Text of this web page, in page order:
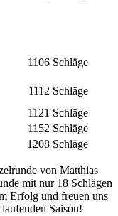
1106 Schläge
1112 Schläge
1121 Schläge
1152 Schläge
1208 Schläge
von Matthias
mit nur 18 Schlägen
Erfolg und freuen uns
Saison!